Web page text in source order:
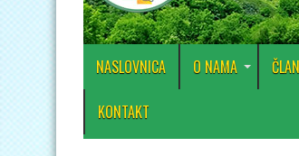
NASLOVNICA O NAMA
KONTAKT